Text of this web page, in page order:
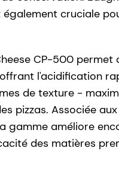
cruciale
CP-500 permet
l'acidification
de texture -
pizzas. Associée
gamme améliore
des matières